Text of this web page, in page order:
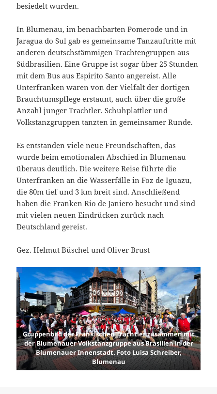
besiedelt wurden.
In Blumenau, im benachbarten Pomerode und in
Jaragua do Sul gab es gemeinsame Tanzauftritte mit
anderen deutschstämmigen Trachtengruppen aus
Südbrasilien. Eine Gruppe ist sogar über 25 Stunden
mit dem Bus aus Espirito Santo angereist. Alle
Unterfranken waren von der Vielfalt der dortigen
Brauchtumspflege erstaunt, auch über die große
Anzahl junger Trachtler. Schuhplattler und
Volkstanzgruppen tanzten in gemeinsamer Runde.
Es entstanden viele neue Freundschaften, das
wurde beim emotionalen Abschied in Blumenau
überaus deutlich. Die weitere Reise führte die
Unterfranken an die Wasserfälle in Foz de Iguazu,
die 80m tief und 3 km breit sind. Anschließend
haben die Franken Rio de Janiero besucht und sind
mit vielen neuen Eindrücken zurück nach
Deutschland gereist.
Gez. Helmut Büschel und Oliver Brust
Gruppenbild der Fränkischen Trachtler zusammen mit
der Blumenauer Volkstanzgruppe aus Brasilien in der
Blumenauer Innenstadt. Foto Luisa Schreiber,
Blumenau